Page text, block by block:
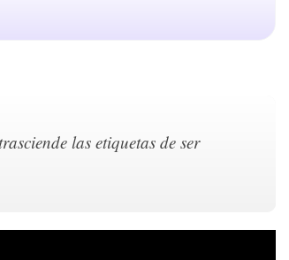
las etiquetas de ser